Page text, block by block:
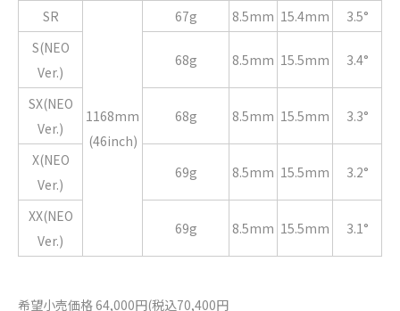
SR
1168mm
(46inch)
67g 8.5mm 15.4mm
3.5°
S(NEO
Ver.)
68g 8.5mm 15.5mm 3.4°
SX(NEO
Ver.)
68g 8.5mm 15.5mm 3.3°
X(NEO
Ver.)
69g 8.5mm 15.5mm 3.2°
XX(NEO
Ver.)
69g 8.5mm 15.5mm 3.1°
希望小売価格 64,000円(税込70,400円